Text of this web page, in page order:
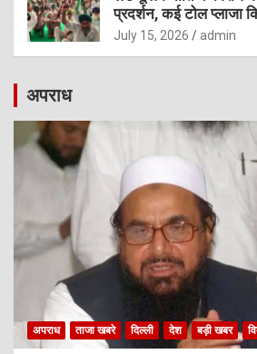
प्रदर्शन, कई टोल प्लाजा
July 15, 2026 admin
अपराध
अपराध ताजा खबरे दिल्ली देश बड़ी खबर